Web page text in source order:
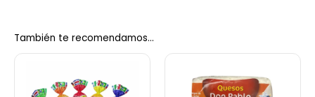
Yoki
También te recomendamos…